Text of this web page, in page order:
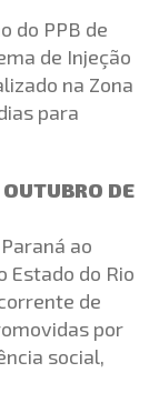
do PPB de
de Injeção
na Zona
para
DE
ao
Estado do Rio
de
por
social,